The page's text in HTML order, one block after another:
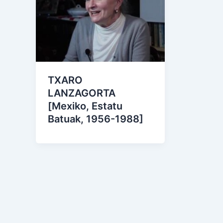
TXARO
LANZAGORTA
[Mexiko, Estatu
Batuak, 1956-1988]